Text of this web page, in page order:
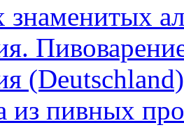
знаменитых
из пивных